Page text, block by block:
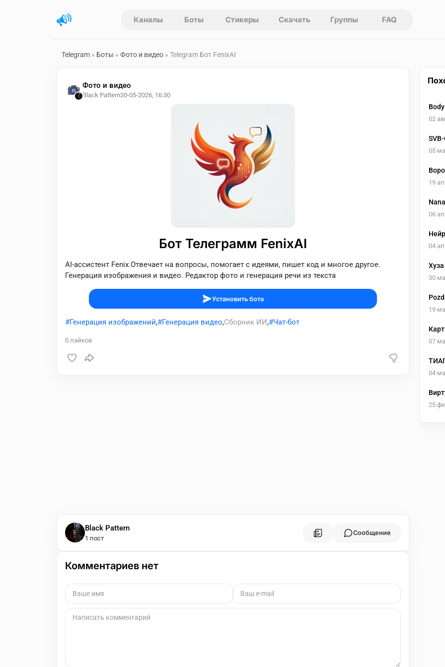
Каналы Боты Стикеры Скачать Группы FAQ
Telegram » Боты » Фото и видео » Telegram Бот FenixAI
Фото и видео
Black Pattern20-05-2026, 16:30
Бот Телеграмм FenixAI
AI-ассистент Fenix.Отвечает на вопросы, помогает с идеями, пишет код и многое другое.
Генерация изображения и видео. Редактор фото и генерация речи из текста
Установить бота
Генерация изображений, Генерация видео,Сборник ИИ, Чат-бот
0 лайков
Black Pattern
1 пост
Сообщение
Комментариев нет
тела
02
05
19
06
04
Хуза
30
19
07
04
25